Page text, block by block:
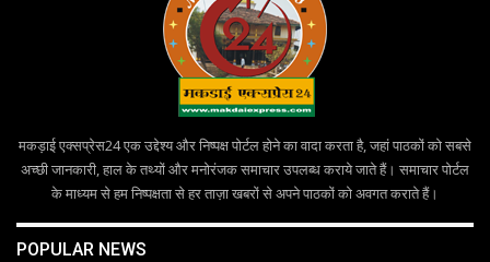
मकड़ाई एक्सप्रेस24 एक उद्देश्य और निष्पक्ष पोर्टल होने का वादा करता है, जहां पाठकों को सबसे
अच्छी जानकारी, हाल के तथ्यों और मनोरंजक समाचार उपलब्ध कराये जाते हैं। समाचार पोर्टल
के माध्यम से हम निष्पक्षता से हर ताज़ा खबरों से अपने पाठकों को अवगत कराते हैं।
POPULAR NEWS